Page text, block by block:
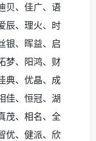
贝、佳广、语
辰、理火、时
银、晖益、启
梦、阳鸿、财
典、优晶、成
佳、恒冠、湖
茂、相名、全
优、健派、欣